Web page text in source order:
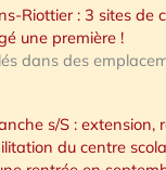
Riottier : 3 sites de
une première !
dans des
s/S : extension,
du centre